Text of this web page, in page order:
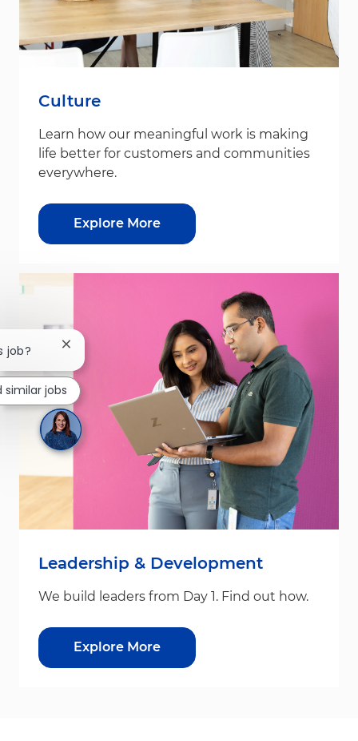
Culture
Learn how our meaningful work is making
life better for customers and communities
everywhere.
Explore More
Leadership & Development
We build leaders from Day 1. Find out how.
Explore More
job? Close chatbot notification
similar jobs